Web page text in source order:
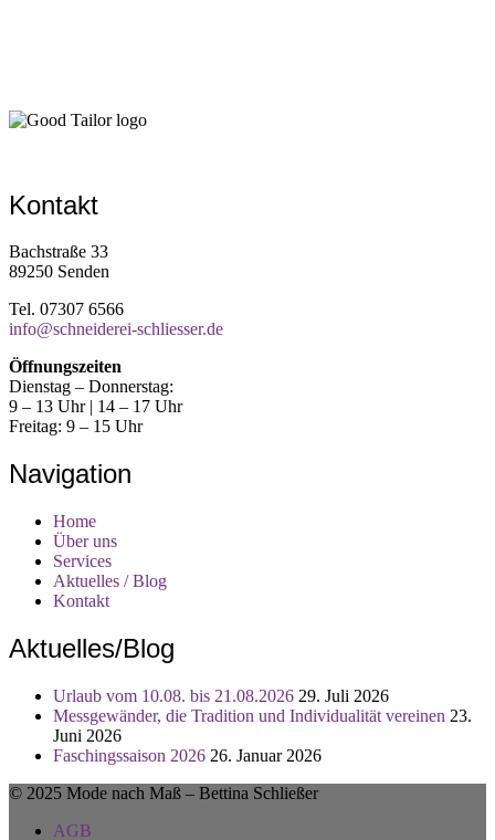
Kontakt
Bachstraße 33
89250 Senden
Tel. 07307 6566
info@schneiderei-schliesser.de
Öffnungszeiten
Dienstag – Donnerstag:
9 – 13 Uhr | 14 – 17 Uhr
Freitag: 9 – 15 Uhr
Navigation
Home
Über uns
Services
Aktuelles / Blog
Kontakt
Aktuelles/Blog
Urlaub vom 10.08. bis 21.08.2026 29. Juli 2026
Messgewänder, die Tradition und Individualität vereinen 23.
Juni 2026
Faschingssaison 2026 26. Januar 2026
© 2025 Mode nach Maß – Bettina Schließer
AGB